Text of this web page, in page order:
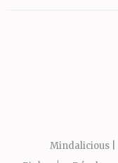
Mindalicious |